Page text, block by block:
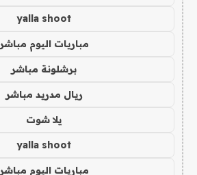
yalla shoot
مباريات اليوم مباشر
برشلونة مباشر
ريال مدريد مباشر
يلا شوت
yalla shoot
مباريات اليوم مباشر